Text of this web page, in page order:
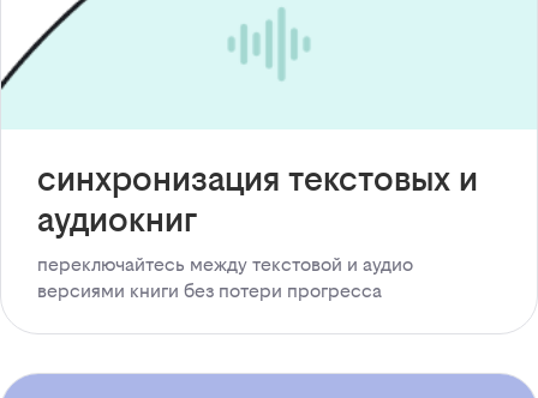
синхронизация текстовых и
аудиокниг
переключайтесь между текстовой и аудио
версиями книги без потери прогресса